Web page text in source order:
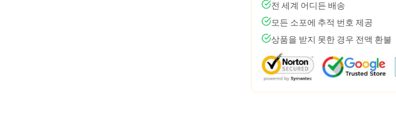
전 세계 어디든 배송
모든 소포에 추적 번호 제공
상품을 받지 못한 경우 전액 환불